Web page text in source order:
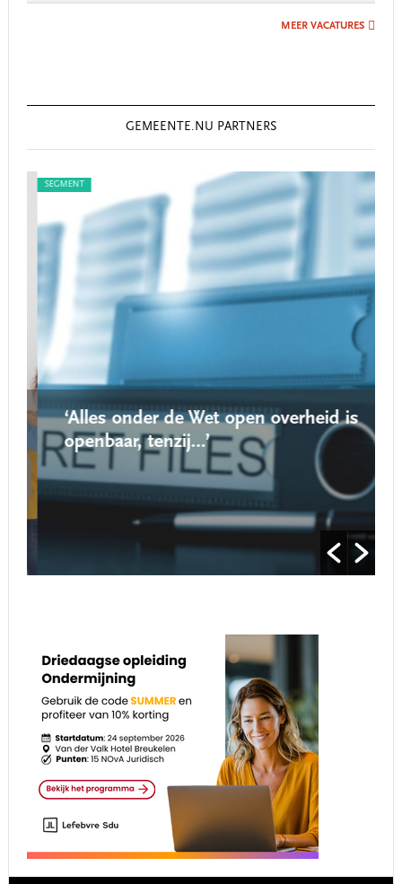
MEER VACATURES
GEMEENTE.NU PARTNERS
SEGMENT
‘Alles onder de Wet open overheid is
openbaar, tenzij…’